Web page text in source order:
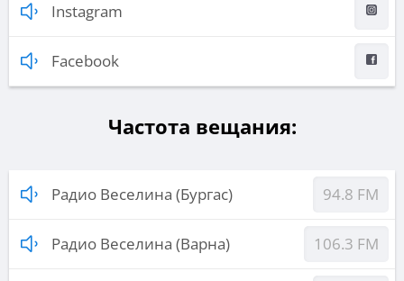
Instagram
Facebook
Частота вещания:
Радио Веселина (Бургас) 94.8 FM
Радио Веселина (Варна) 106.3 FM